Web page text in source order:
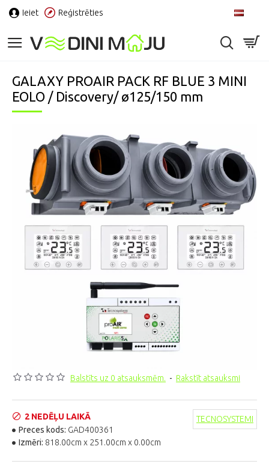
Ieiet Reģistrēties
GALAXY PROAIR PACK RF BLUE 3 MINI
EOLO / Discovery/ ø125/150 mm
Balstīts uz 0 atsauksmēm. - Rakstīt atsauksmi
2 NEDĒĻU LAIKĀ
Preces kods: GAD400361
Izmēri: 818.00cm x 251.00cm x 0.00cm
TECNOSYSTEMI